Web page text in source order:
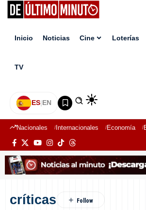
Inicio Noticias Cine Loterías
TV
ES|EN
Nacionales Internacionales Economía
críticas